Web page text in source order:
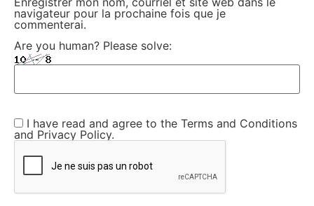
navigateur pour la prochaine fois que je
commenterai.
Are you human? Please solve:
I have read and agree to the Terms and Conditions
and Privacy Policy.